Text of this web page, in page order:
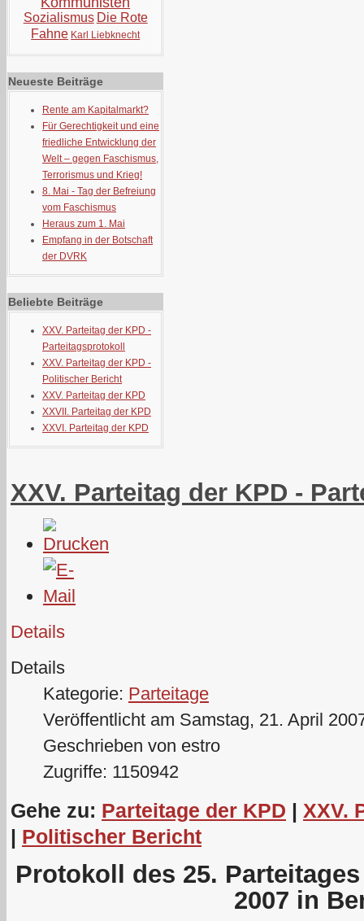
Sozialismus Die Rote
Fahne Karl Liebknecht
Neueste Beiträge
Rente am Kapitalmarkt?
Für Gerechtigkeit und eine
friedliche Entwicklung der
Welt – gegen Faschismus,
Terrorismus und Krieg!
8. Mai - Tag der Befreiung
vom Faschismus
Heraus zum 1. Mai
Empfang in der Botschaft
der DVRK
Beliebte Beiträge
XXV. Parteitag der KPD -
Parteitagsprotokoll
XXV. Parteitag der KPD -
Politischer Bericht
XXV. Parteitag der KPD
XXVII. Parteitag der KPD
XXVI. Parteitag der KPD
XXV. Parteitag der KPD -
Details
Details
Kategorie: Parteitage
Veröffentlicht am Samstag, 21. April
Geschrieben von estro
Zugriffe: 1150942
Gehe zu: Parteitage der KPD | XXV.
| Politischer Bericht
Protokoll des 25.
2007 in